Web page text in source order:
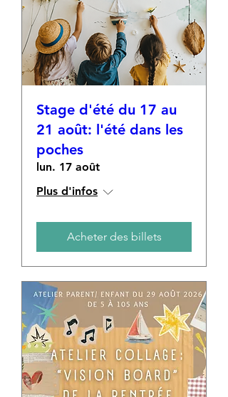
Stage d'été du 17 au
21 août: l'été dans les
poches
lun. 17 août
Plus d'infos
Acheter des billets